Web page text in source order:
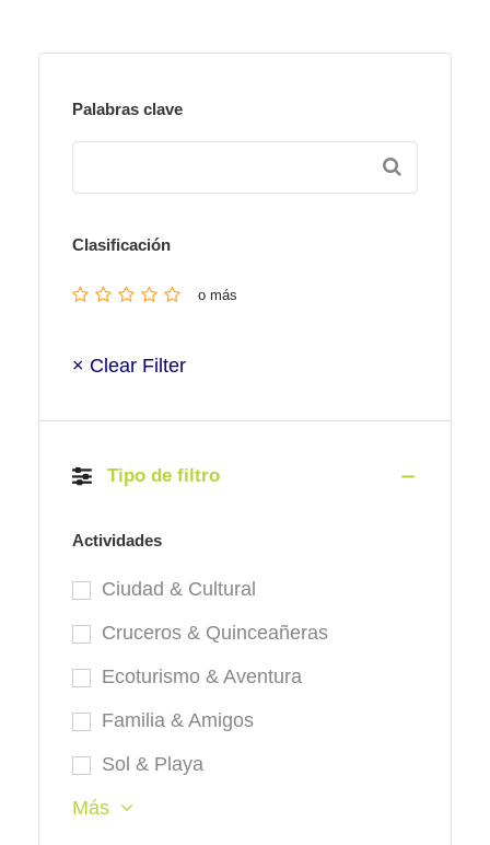
Palabras clave
Clasificación
o más
× Clear Filter
Tipo de filtro
Actividades
Ciudad & Cultural
Cruceros & Quinceañeras
Ecoturismo & Aventura
Familia & Amigos
Sol & Playa
Más